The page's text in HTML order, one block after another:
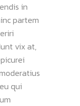
in
partem
vix at,
qui